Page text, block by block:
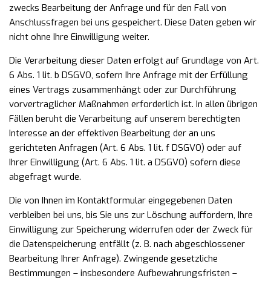
zwecks Bearbeitung der Anfrage und für den Fall von
Anschlussfragen bei uns gespeichert. Diese Daten geben wir
nicht ohne Ihre Einwilligung weiter.
Die Verarbeitung dieser Daten erfolgt auf Grundlage von Art.
6 Abs. 1 lit. b DSGVO, sofern Ihre Anfrage mit der Erfüllung
eines Vertrags zusammenhängt oder zur Durchführung
vorvertraglicher Maßnahmen erforderlich ist. In allen übrigen
Fällen beruht die Verarbeitung auf unserem berechtigten
Interesse an der effektiven Bearbeitung der an uns
gerichteten Anfragen (Art. 6 Abs. 1 lit. f DSGVO) oder auf
Ihrer Einwilligung (Art. 6 Abs. 1 lit. a DSGVO) sofern diese
abgefragt wurde.
Die von Ihnen im Kontaktformular eingegebenen Daten
verbleiben bei uns, bis Sie uns zur Löschung auffordern, Ihre
Einwilligung zur Speicherung widerrufen oder der Zweck für
die Datenspeicherung entfällt (z. B. nach abgeschlossener
Bearbeitung Ihrer Anfrage). Zwingende gesetzliche
Bestimmungen – insbesondere Aufbewahrungsfristen –